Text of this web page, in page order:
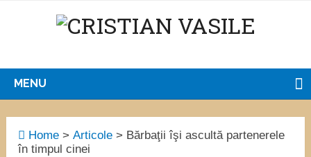
MENU
Home >Articole > Bărbaţii îşi ascultă partenerele
în timpul cinei